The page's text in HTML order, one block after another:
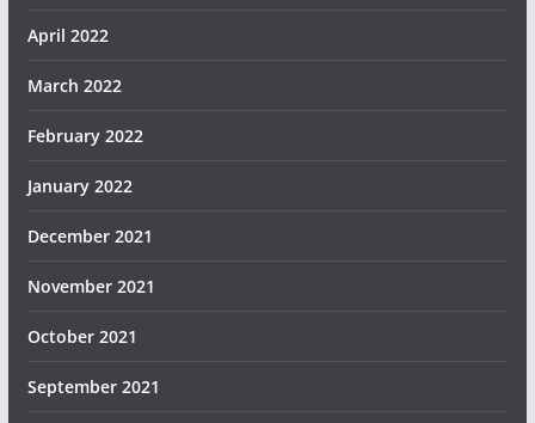
April 2022
March 2022
February 2022
January 2022
December 2021
November 2021
October 2021
September 2021